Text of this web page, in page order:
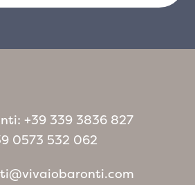
is.
+39 339 3836 827
0573 532 062